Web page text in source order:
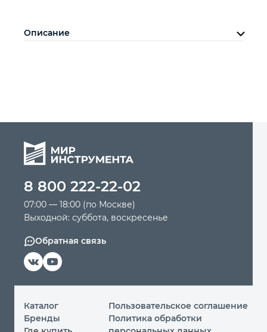
Описание
8 800 222-22-02
07:00 — 18:00 (по Москве)
Выходной: суббота, воскресенье
Обратная связь
Каталог
Бренды
Пользовательское соглашение
Политика обработки